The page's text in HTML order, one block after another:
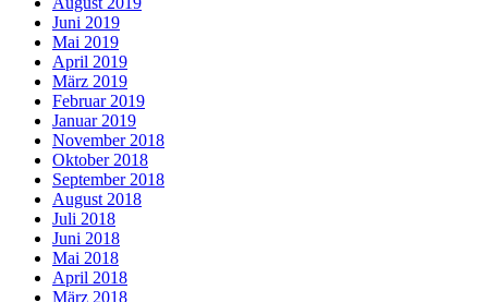
Juni 2019
Mai 2019
April 2019
März 2019
Februar 2019
Januar 2019
November 2018
Oktober 2018
September 2018
August 2018
Juli 2018
Juni 2018
Mai 2018
April 2018
März 2018